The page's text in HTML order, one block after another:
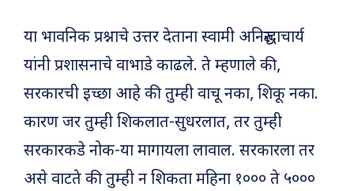
या भावनिक प्रश्नाचे उत्तर देताना स्वामी अनिरुद्धाचार्य
यांनी प्रशासनाचे वाभाडे काढले. ते म्हणाले की,
सरकारची इच्छा आहे की तुम्ही वाचू नका, शिकू नका.
कारण जर तुम्ही शिकलात-सुधरलात, तर तुम्ही
सरकारकडे नोक-या मागायला लावाल. सरकारला तर
असे वाटते की तुम्ही न शिकता महिना १००० ते ५०००